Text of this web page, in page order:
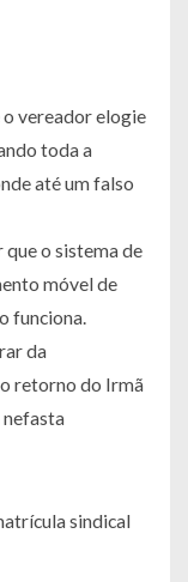
vereador elogie
toda a
até um falso
o sistema de
móvel de
funciona.
da
retorno do Irmã
nefasta
sindical